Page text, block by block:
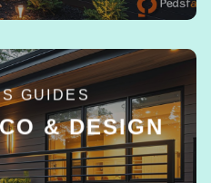
GUIDES
& DESIGN
+